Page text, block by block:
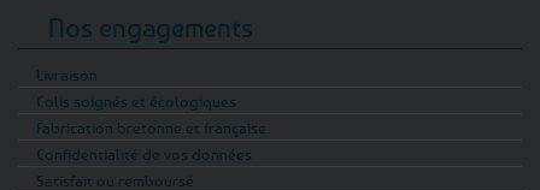
Nos engagements
Livraison
Colis soignés et écologiques
Fabrication bretonne et française
Confidentialité de vos données
Satisfait ou remboursé